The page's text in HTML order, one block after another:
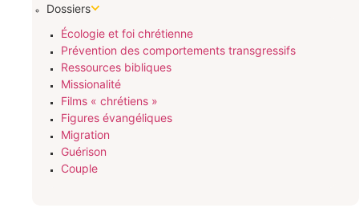
Dossiers
Écologie et foi chrétienne
Prévention des comportements transgressifs
Ressources bibliques
Missionalité
Films « chrétiens »
Figures évangéliques
Migration
Guérison
Couple